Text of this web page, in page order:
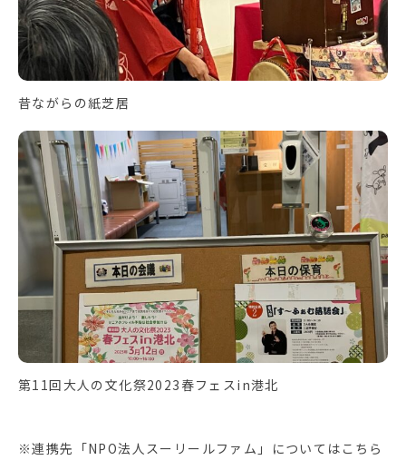
昔ながらの紙芝居
第11回大人の文化祭2023春フェスin港北
※連携先「NPO法人スーリールファム」についてはこちら